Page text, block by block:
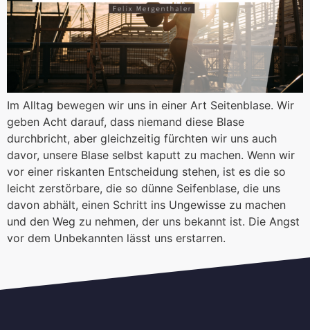
Im Alltag bewegen wir uns in einer Art Seitenblase. Wir
geben Acht darauf, dass niemand diese Blase
durchbricht, aber gleichzeitig fürchten wir uns auch
davor, unsere Blase selbst kaputt zu machen. Wenn wir
vor einer riskanten Entscheidung stehen, ist es die so
leicht zerstörbare, die so dünne Seifenblase, die uns
davon abhält, einen Schritt ins Ungewisse zu machen
und den Weg zu nehmen, der uns bekannt ist. Die Angst
vor dem Unbekannten lässt uns erstarren.